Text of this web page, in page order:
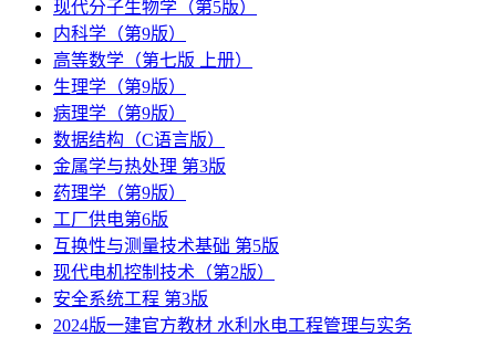
现代分子生物学（第5版）
内科学（第9版）
高等数学（第七版 上册）
生理学（第9版）
病理学（第9版）
数据结构（C语言版）
金属学与热处理 第3版
药理学（第9版）
工厂供电第6版
互换性与测量技术基础 第5版
现代电机控制技术（第2版）
安全系统工程 第3版
2024版一建官方教材 水利水电工程管理与实务